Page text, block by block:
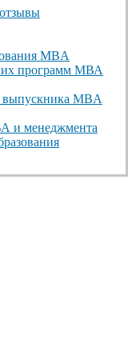
MBA
программ МВА
выпускника MBA
и менеджмента